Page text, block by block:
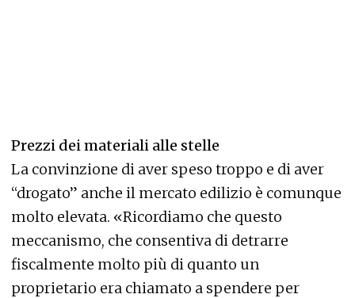
Prezzi dei materiali alle stelle
La convinzione di aver speso troppo e di aver
“drogato” anche il mercato edilizio è comunque
molto elevata. «Ricordiamo che questo
meccanismo, che consentiva di detrarre
fiscalmente molto più di quanto un
proprietario era chiamato a spendere per